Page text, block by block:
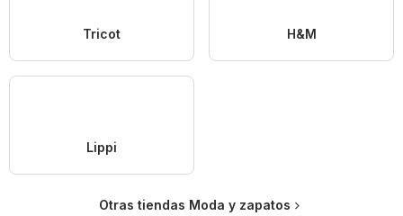
Tricot H&M
Lippi
Otras tiendas Moda y zapatos